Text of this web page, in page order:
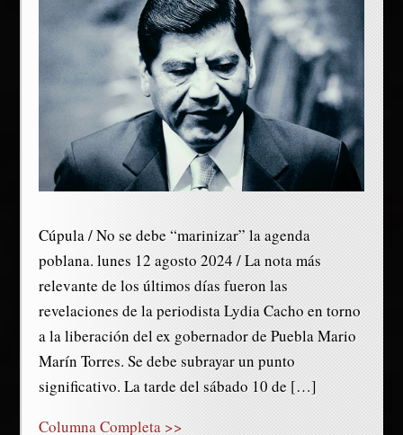
Cúpula / No se debe “marinizar” la agenda
poblana. lunes 12 agosto 2024 / La nota más
relevante de los últimos días fueron las
revelaciones de la periodista Lydia Cacho en torno
a la liberación del ex gobernador de Puebla Mario
Marín Torres. Se debe subrayar un punto
significativo. La tarde del sábado 10 de […]
Columna Completa >>